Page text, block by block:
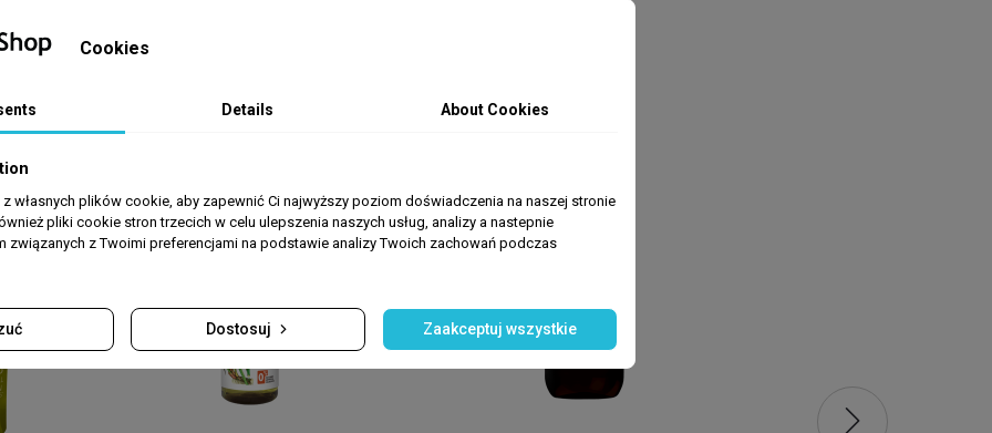
Cookies
Details About Cookies
z własnych plików cookie, aby zapewnić Ci najwyższy poziom doświadczenia na naszej stronie
pliki cookie stron trzecich w celu ulepszenia naszych usług, analizy a nastepnie
związanych z Twoimi preferencjami na podstawie analizy Twoich zachowań podczas
Dostosuj Zaakceptuj wszystkie